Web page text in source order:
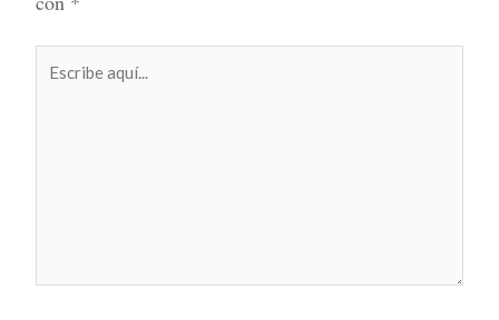
aquí...